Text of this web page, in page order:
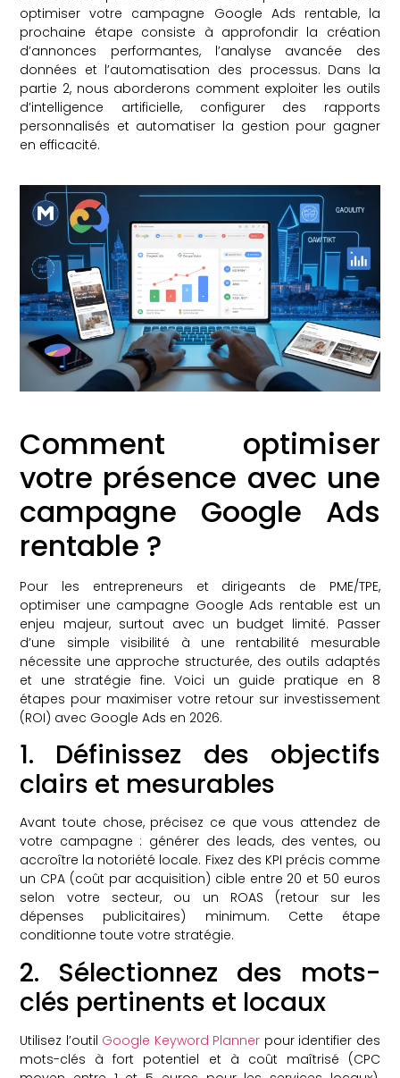
optimiser votre campagne Google Ads rentable, la
prochaine étape consiste à approfondir la création
d’annonces performantes, l’analyse avancée des
données et l’automatisation des processus. Dans la
partie 2, nous aborderons comment exploiter les outils
d’intelligence artificielle, configurer des rapports
personnalisés et automatiser la gestion pour gagner
en efficacité.
Comment optimiser
votre présence avec une
campagne Google Ads
rentable ?
Pour les entrepreneurs et dirigeants de PME/TPE,
optimiser une campagne Google Ads rentable est un
enjeu majeur, surtout avec un budget limité. Passer
d’une simple visibilité à une rentabilité mesurable
nécessite une approche structurée, des outils adaptés
et une stratégie fine. Voici un guide pratique en 8
étapes pour maximiser votre retour sur investissement
(ROI) avec Google Ads en 2026.
1. Définissez des objectifs
clairs et mesurables
Avant toute chose, précisez ce que vous attendez de
votre campagne : générer des leads, des ventes, ou
accroître la notoriété locale. Fixez des KPI précis comme
un CPA (coût par acquisition) cible entre 20 et 50 euros
selon votre secteur, ou un ROAS (retour sur les
dépenses publicitaires) minimum. Cette étape
conditionne toute votre stratégie.
2. Sélectionnez des mots-
clés pertinents et locaux
Utilisez l’outil Google Keyword Planner pour identifier des
mots-clés à fort potentiel et à coût maîtrisé (CPC